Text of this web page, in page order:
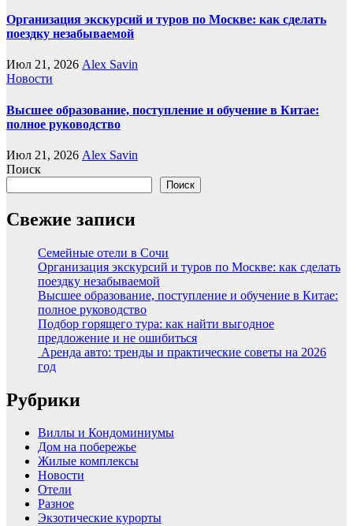
Организация экскурсий и туров по Москве: как сделать
поездку незабываемой
Июл 21, 2026 Alex Savin
Новости
Высшее образование, поступление и обучение в Китае:
полное руководство
Июл 21, 2026 Alex Savin
Поиск
Поиск
Свежие записи
Семейные отели в Сочи
Организация экскурсий и туров по Москве: как сделать
поездку незабываемой
Высшее образование, поступление и обучение в Китае:
полное руководство
Подбор горящего тура: как найти выгодное
предложение и не ошибиться
Аренда авто: тренды и практические советы на 2026
год
Рубрики
Виллы и Кондоминиумы
Дом на побережье
Жилые комплексы
Новости
Отели
Разное
Экзотические курорты